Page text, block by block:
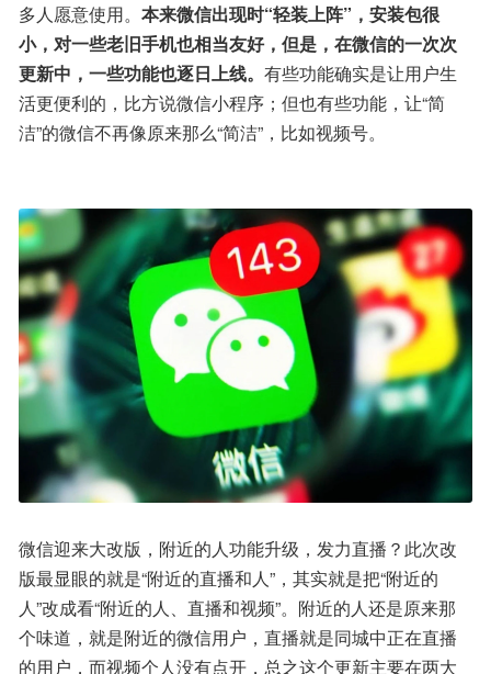
多人愿意使用。 本来微信出现时“轻装上阵”，安装包很
小，对一些老旧手机也相当友好，但是，在微信的一次次
更新中，一些功能也逐日上线。 有些功能确实是让用户生
活更便利的，比方说微信小程序；但也有些功能，让“简
洁”的微信不再像原来那么“简洁”，比如视频号。
微信迎来大改版，附近的人功能升级，发力直播？此次改
版最显眼的就是“附近的直播和人”，其实就是把“附近的
人”改成看“附近的人、直播和视频”。附近的人还是原来那
个味道，就是附近的微信用户，直播就是同城中正在直播
的用户，而视频个人没有点开，总之这个更新主要在两大